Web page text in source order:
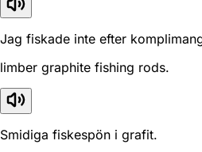
Jag fiskade inte efter
limber graphite fishing rods.
Smidiga fiskespön i grafit.